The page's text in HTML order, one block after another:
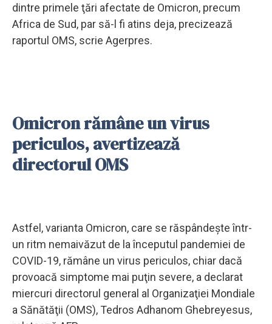
dintre primele ţări afectate de Omicron, precum
Africa de Sud, par să-l fi atins deja, precizează
raportul OMS, scrie Agerpres.
Omicron rămâne un virus
periculos, avertizează
directorul OMS
Astfel, varianta Omicron, care se răspândeşte într-
un ritm nemaivăzut de la începutul pandemiei de
COVID-19, rămâne un virus periculos, chiar dacă
provoacă simptome mai puţin severe, a declarat
miercuri directorul general al Organizaţiei Mondiale
a Sănătăţii (OMS), Tedros Adhanom Ghebreyesus,